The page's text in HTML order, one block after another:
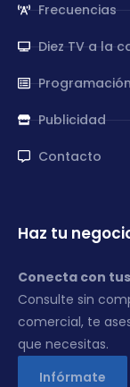
Frecuencias
Diez TV a la
Programación
Publicidad
Contacto
Haz tu
Conecta con
Consulte sin
comercial, te
que necesitas.
Infórmate